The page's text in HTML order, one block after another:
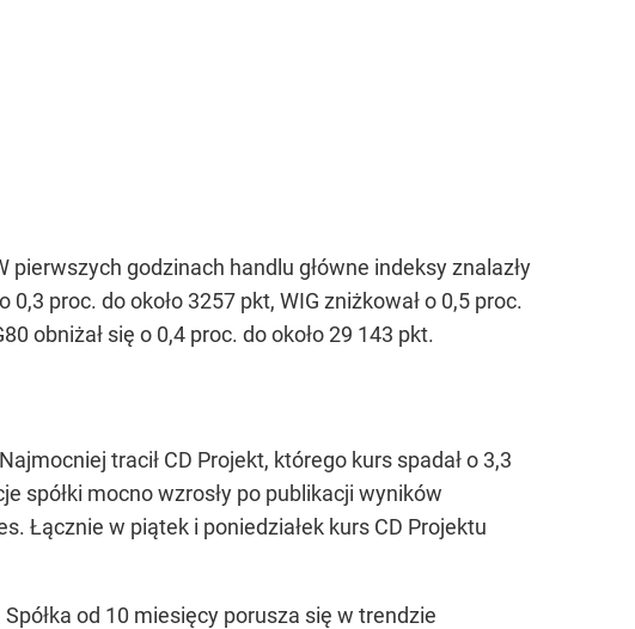
godzinach handlu główne indeksy znalazły
proc. do około 3257 pkt, WIG zniżkował o 0,5 proc.
obniżał się o 0,4 proc. do około 29 143 pkt.
tracił CD Projekt, którego kurs spadał o 3,3
spółki mocno wzrosły po publikacji wyników
Łącznie w piątek i poniedziałek kurs CD Projektu
od 10 miesięcy porusza się w trendzie